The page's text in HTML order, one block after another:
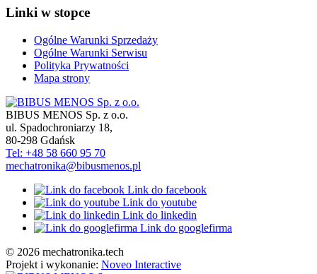
Linki w stopce
Ogólne Warunki Sprzedaży
Ogólne Warunki Serwisu
Polityka Prywatności
Mapa strony
BIBUS MENOS Sp. z o.o.
ul. Spadochroniarzy 18,
80-298 Gdańsk
Tel: +48 58 660 95 70
mechatronika@bibusmenos.pl
Link do facebook
Link do youtube
Link do linkedin
Link do googlefirma
© 2026 mechatronika.tech
Projekt i wykonanie: Noveo Interactive